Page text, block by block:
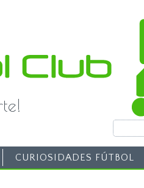
CURIOSIDADES FÚTBOL